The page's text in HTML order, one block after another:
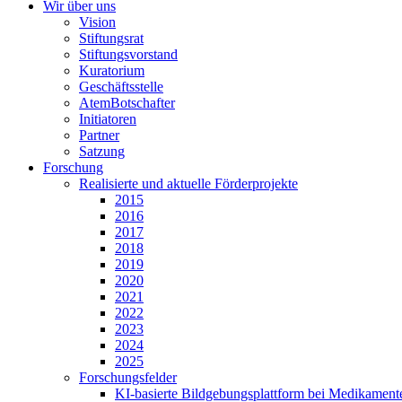
Wir über uns
Vision
Stiftungsrat
Stiftungsvorstand
Kuratorium
Geschäftsstelle
AtemBotschafter
Initiatoren
Partner
Satzung
Forschung
Realisierte und aktuelle Förderprojekte
2015
2016
2017
2018
2019
2020
2021
2022
2023
2024
2025
Forschungsfelder
KI-basierte Bildgebungsplattform bei